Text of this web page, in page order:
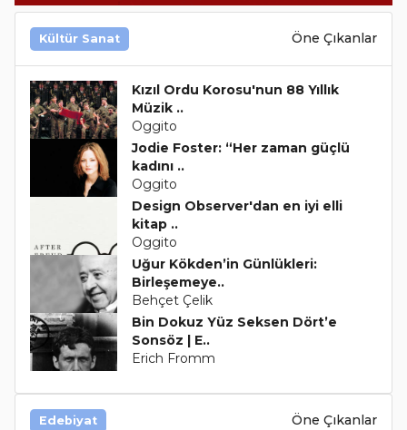
Kültür Sanat Öne Çıkanlar
Kızıl Ordu Korosu'nun 88 Yıllık
Müzik ..
Oggito
Jodie Foster: “Her zaman güçlü
kadını ..
Oggito
Design Observer'dan en iyi elli
kitap ..
Oggito
Uğur Kökden’in Günlükleri:
Birleşemeye..
Behçet Çelik
Bin Dokuz Yüz Seksen Dört’e
Sonsöz | E..
Erich Fromm
Edebiyat Öne Çıkanlar